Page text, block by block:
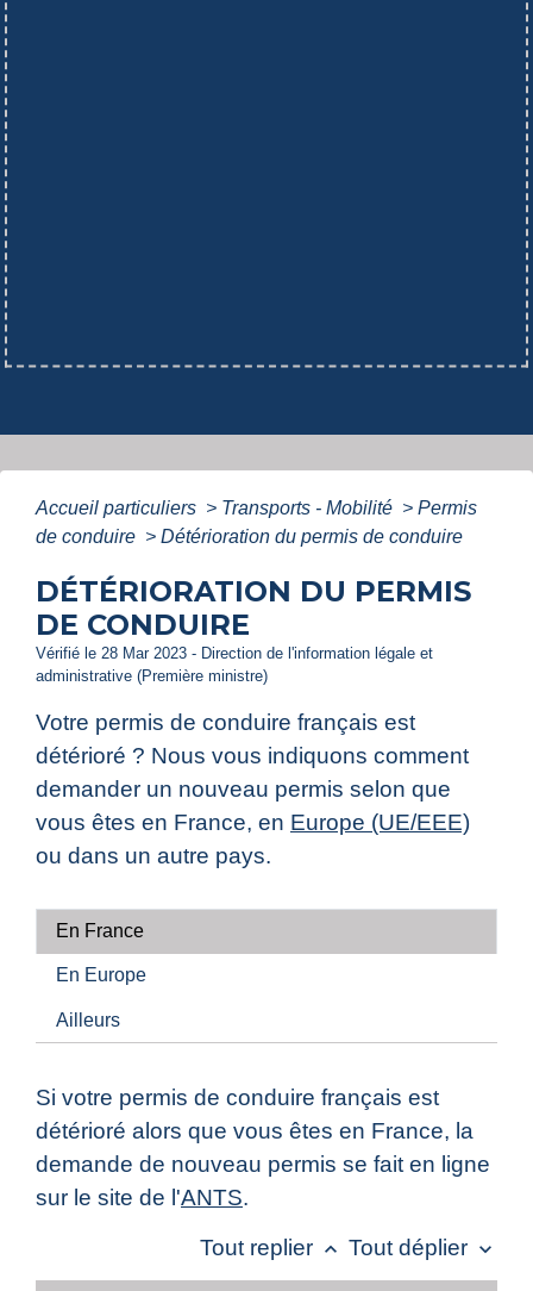
Accueil particuliers > Transports - Mobilité > Permis
de conduire > Détérioration du permis de conduire
DÉTÉRIORATION DU PERMIS
DE CONDUIRE
Vérifié le 28 Mar 2023 - Direction de l'information légale et
administrative (Première ministre)
Votre permis de conduire français est
détérioré ? Nous vous indiquons comment
demander un nouveau permis selon que
vous êtes en France, en Europe (UE/EEE)
ou dans un autre pays.
En France
En Europe
Ailleurs
Si votre permis de conduire français est
détérioré alors que vous êtes en France, la
demande de nouveau permis se fait en ligne
sur le site de l'ANTS.
Tout replier keyboard_arrow_up Tout déplier keyboard_arrow_down